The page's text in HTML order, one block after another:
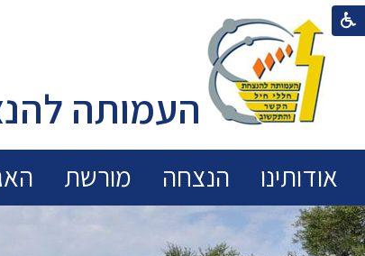
העמותה
אודותינו הנצחה מורשת